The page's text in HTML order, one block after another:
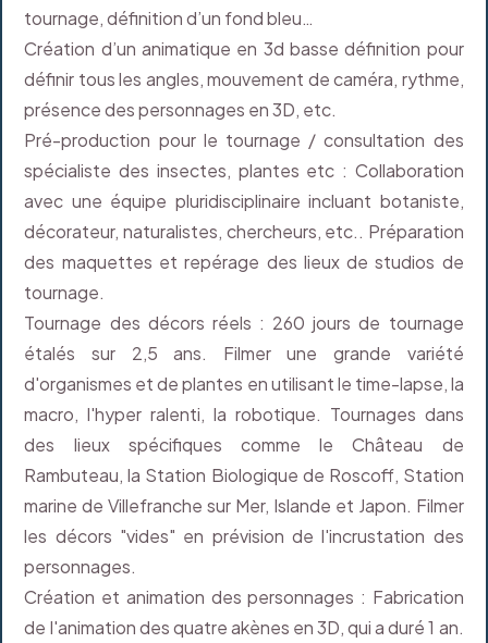
tournage, définition d’un fond bleu…
Création d’un animatique en 3d basse définition pour
définir tous les angles, mouvement de caméra, rythme,
présence des personnages en 3D, etc.
Pré-production pour le tournage / consultation des
spécialiste des insectes, plantes etc : Collaboration
avec une équipe pluridisciplinaire incluant botaniste,
décorateur, naturalistes, chercheurs, etc.. Préparation
des maquettes et repérage des lieux de studios de
tournage.
Tournage des décors réels : 260 jours de tournage
étalés sur 2,5 ans. Filmer une grande variété
d'organismes et de plantes en utilisant le time-lapse, la
macro, l'hyper ralenti, la robotique. Tournages dans
des lieux spécifiques comme le Château de
Rambuteau, la Station Biologique de Roscoff, Station
marine de Villefranche sur Mer, Islande et Japon. Filmer
les décors "vides" en prévision de l'incrustation des
personnages.
Création et animation des personnages : Fabrication
de l'animation des quatre akènes en 3D, qui a duré 1 an.